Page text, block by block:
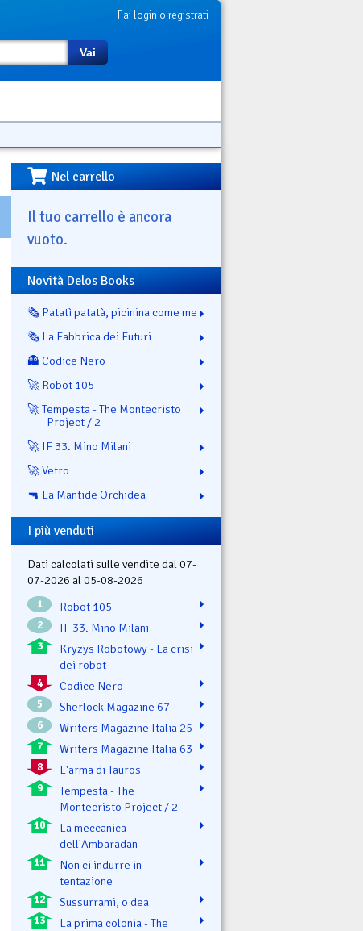
Fai login o registrati
Vai
Nel carrello
Il tuo carrello è ancora
vuoto.
Novità Delos Books
🗞️ Patatì patatà, picinina come me
🗞️ La Fabbrica dei Futuri
👻 Codice Nero
🚀 Robot 105
🚀 Tempesta - The Montecristo
Project / 2
🚀 IF 33. Mino Milani
🚀 Vetro
🔫 La Mantide Orchidea
I più venduti
Dati calcolati sulle vendite dal 07-
07-2026 al 05-08-2026
1 Robot 105
2 IF 33. Mino Milani
3
Kryzys Robotowy - La crisi
dei robot
4 Codice Nero
5 Sherlock Magazine 67
6 Writers Magazine Italia 25
7 Writers Magazine Italia 63
8 L'arma di Tauros
9
Tempesta - The
Montecristo Project / 2
10
La meccanica
dell'Ambaradan
11
Non ci indurre in
tentazione
12 Sussurrami, o dea
13
La prima colonia - The